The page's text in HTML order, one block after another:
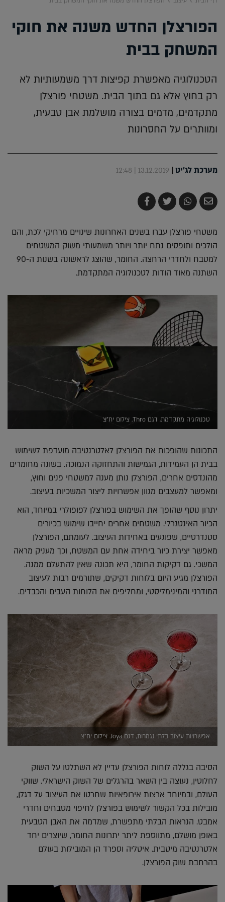
הפורצלן החדש משנה את חוקי
המשחק בבית
הטכנולוגיה מאפשרת קפיצות דרך משמעותיות לא
רק בחוץ אלא גם בתוך הבית. משטחי פורצלן
מתקדמים, מדמים בצורה מושלמת אבן טבעית,
ומוותרים על החסרונות
מערכת לג'יט|
13.12.2019 | 12:48
שלח
בדואר
שתף
ב-
צייץ
ב-
שתף
ב-
משטחי פורצלן עברו בשנים האחרונות שינויים מרחיקי לכת, והם
הולכים ותופסים נתח יותר ויותר משמעותי משוק המשטחים
למטבח ולחדרי הרחצה. החומר, שהוצג לראשונה בשנות ה-90
השתנה מאוד הודות לטכנולוגיה המתקדמת.
טכנולוגיה מתקדמת, דגם Thro. צילום יח"צ
התכונות שהופכות את הפורצלן לאלטרנטיבה מועדפת לשימוש
בבית הן העמידות, הגמישות והתחזוקה הנמוכה. בשונה מחומרים
מהונדסים אחרים, הפורצלן נותן מענה למשטחי פנים וחוץ,
ומאפשר למעצבים מגוון אפשרויות ליצור המשכיות בעיצוב.
יתרון נוסף שהופך את השימוש בפורצלן לפופולרי במיוחד, הוא
הכיור האינטגרלי. משטחים אחרים יחייבו שימוש בכיורים
סטנדרטיים, שפוגעים באחידות העיצוב. לעומתם, הפורצלן
מאפשר יצירת כיור ביחידה אחת עם המשטח, וכך מעניק מראה
המשכי. גם דקיקות החומר, היא תכונה שאין להתעלם ממנה.
הפורצלן מגיע היום בלוחות דקיקים, שתורמים רבות לעיצוב
המודרני והמינימליסטי, ומחליפים את הלוחות העבים והכבדים.
אפשרויות עיצוב בלתי נגמרות, דגם Joya. צילום יח"צ
הסיבה בגללה לוחות הפורצלן עדיין לא השתלטו על השוק
לחלוטין, נעוצה בין השאר בהרגלים של השוק הישראלי. שווקי
העולם, ובמיוחד ארצות אירופאיות שחרטו את העיצוב על דגלן,
מובילות בכל הקשור לשימוש בפורצלן לחיפוי מטבחים וחדרי
אמבט. הנראות הבלתי מתפשרת, שמדמה את האבן הטבעית
באופן מושלם, מתווספת ליתר יתרונות החומר, שיוצרים יחד
אלטרנטיבה מיטבית. איטליה וספרד הן המובילות בעולם
בהרחבת שוק הפורצלן.